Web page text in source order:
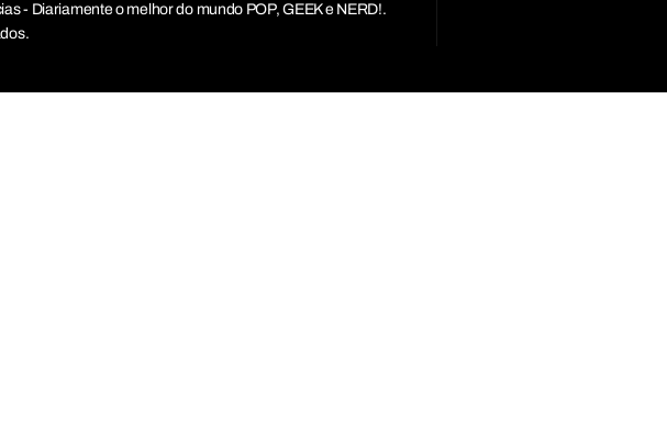
- Diariamente o melhor do mundo POP, GEEK e NERD!.